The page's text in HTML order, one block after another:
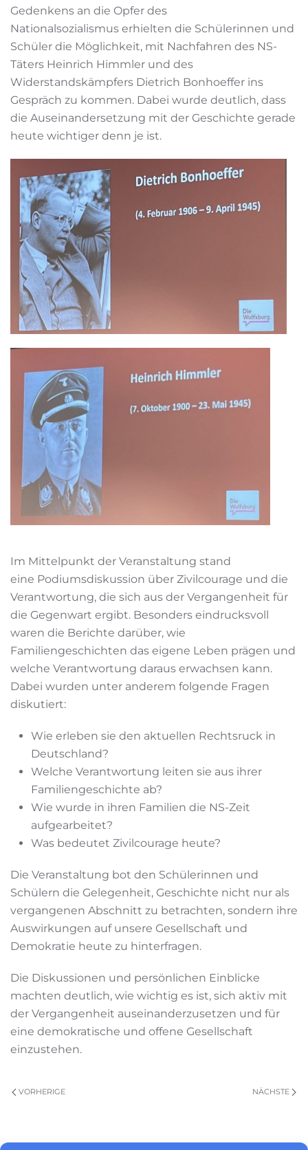
Gedenkens an die Opfer des
Nationalsozialismus erhielten die Schülerinnen und
Schüler die Möglichkeit, mit Nachfahren des NS-
Täters Heinrich Himmler und des
Widerstandskämpfers Dietrich Bonhoeffer ins
Gespräch zu kommen. Dabei wurde deutlich, dass
die Auseinandersetzung mit der Geschichte gerade
heute wichtiger denn je ist.
Im Mittelpunkt der Veranstaltung stand
eine Podiumsdiskussion über Zivilcourage und die
Verantwortung, die sich aus der Vergangenheit für
die Gegenwart ergibt. Besonders eindrucksvoll
waren die Berichte darüber, wie
Familiengeschichten das eigene Leben prägen und
welche Verantwortung daraus erwachsen kann.
Dabei wurden unter anderem folgende Fragen
diskutiert:
Wie erleben sie den aktuellen Rechtsruck in
Deutschland?
Welche Verantwortung leiten sie aus ihrer
Familiengeschichte ab?
Wie wurde in ihren Familien die NS-Zeit
aufgearbeitet?
Was bedeutet Zivilcourage heute?
Die Veranstaltung bot den Schülerinnen und
Schülern die Gelegenheit, Geschichte nicht nur als
vergangenen Abschnitt zu betrachten, sondern ihre
Auswirkungen auf unsere Gesellschaft und
Demokratie heute zu hinterfragen.
Die Diskussionen und persönlichen Einblicke
machten deutlich, wie wichtig es ist, sich aktiv mit
der Vergangenheit auseinanderzusetzen und für
eine demokratische und offene Gesellschaft
einzustehen.
VORHERIGE NÄCHSTE